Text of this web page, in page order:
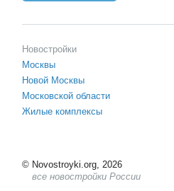
Новостройки
Москвы
Новой Москвы
Московской области
Жилые комплексы
© Novostroyki.org, 2026
все новостройки России